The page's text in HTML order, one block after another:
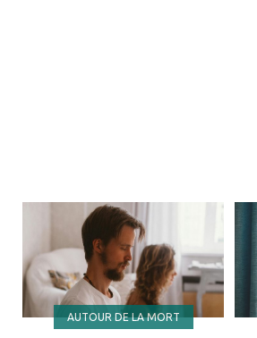
favoris
AUTOUR DE LA MORT